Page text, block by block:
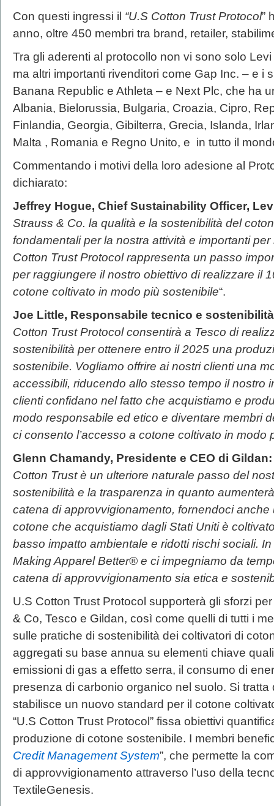
Con questi ingressi il “U.S Cotton Trust Protocol”
anno, oltre 450 membri tra brand, retailer,
Tra gli aderenti al protocollo non vi sono solo
ma altri importanti rivenditori come Gap Inc. – e i
Banana Republic e Athleta – e Next Plc, che ha
Albania, Bielorussia, Bulgaria, Croazia, Cipro,
Finlandia, Georgia, Gibilterra, Grecia, Islanda,
Malta , Romania e Regno Unito, e in tutto il
Commentando i motivi della loro adesione al
dichiarato:
Jeffrey Hogue, Chief Sustainability Officer,
Strauss & Co. la qualità e la sostenibilità del
fondamentali per la nostra attività e importanti
Cotton Trust Protocol rappresenta un passo
per raggiungere il nostro obiettivo di realizzare il
cotone coltivato in modo più sostenibile“.
Joe Little, Responsabile tecnico e
Cotton Trust Protocol consentirà a Tesco di
sostenibilità per ottenere entro il 2025 una
sostenibile. Vogliamo offrire ai nostri clienti una
accessibili, riducendo allo stesso tempo il nostro
clienti confidano nel fatto che acquistiamo e
modo responsabile ed etico e diventare membri
ci consento l’accesso a cotone coltivato in modo
Glenn Chamandy, Presidente e CEO di Gildan:
Cotton Trust è un ulteriore naturale passo del
sostenibilità e la trasparenza in quanto
catena di approvvigionamento, fornendoci anche
cotone che acquistiamo dagli Stati Uniti è
basso impatto ambientale e ridotti rischi sociali.
Making Apparel Better® e ci impegniamo da
catena di approvvigionamento sia etica e
U.S Cotton Trust Protocol supporterà gli sforzi
& Co, Tesco e Gildan, così come quelli di tutti i
sulle pratiche di sostenibilità dei coltivatori di
aggregati su base annua su elementi chiave quali
emissioni di gas a effetto serra, il consumo di
presenza di carbonio organico nel suolo. Si
stabilisce un nuovo standard per il cotone
“U.S Cotton Trust Protocol” fissa obiettivi
produzione di cotone sostenibile. I membri
Credit Management System”, che permette la
di approvvigionamento attraverso l’uso della
TextileGenesis.